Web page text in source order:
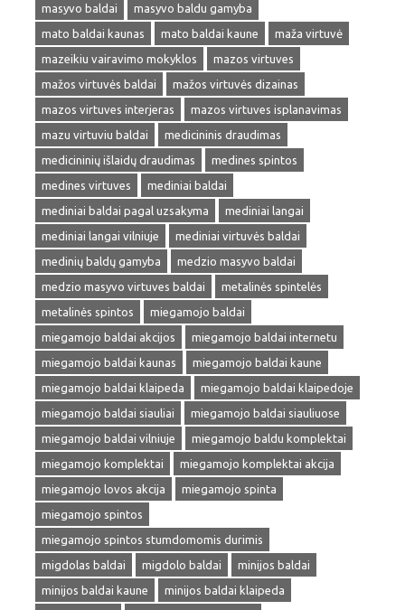
masyvo baldai
masyvo baldu gamyba
mato baldai kaunas
mato baldai kaune
maža virtuvė
mazeikiu vairavimo mokyklos
mazos virtuves
mažos virtuvės baldai
mažos virtuvės dizainas
mazos virtuves interjeras
mazos virtuves isplanavimas
mazu virtuviu baldai
medicininis draudimas
medicininių išlaidų draudimas
medines spintos
medines virtuves
mediniai baldai
mediniai baldai pagal uzsakyma
mediniai langai
mediniai langai vilniuje
mediniai virtuvės baldai
medinių baldų gamyba
medzio masyvo baldai
medzio masyvo virtuves baldai
metalinės spintelės
metalinės spintos
miegamojo baldai
miegamojo baldai akcijos
miegamojo baldai internetu
miegamojo baldai kaunas
miegamojo baldai kaune
miegamojo baldai klaipeda
miegamojo baldai klaipedoje
miegamojo baldai siauliai
miegamojo baldai siauliuose
miegamojo baldai vilniuje
miegamojo baldu komplektai
miegamojo komplektai
miegamojo komplektai akcija
miegamojo lovos akcija
miegamojo spinta
miegamojo spintos
miegamojo spintos stumdomomis durimis
migdolas baldai
migdolo baldai
minijos baldai
minijos baldai kaune
minijos baldai klaipeda